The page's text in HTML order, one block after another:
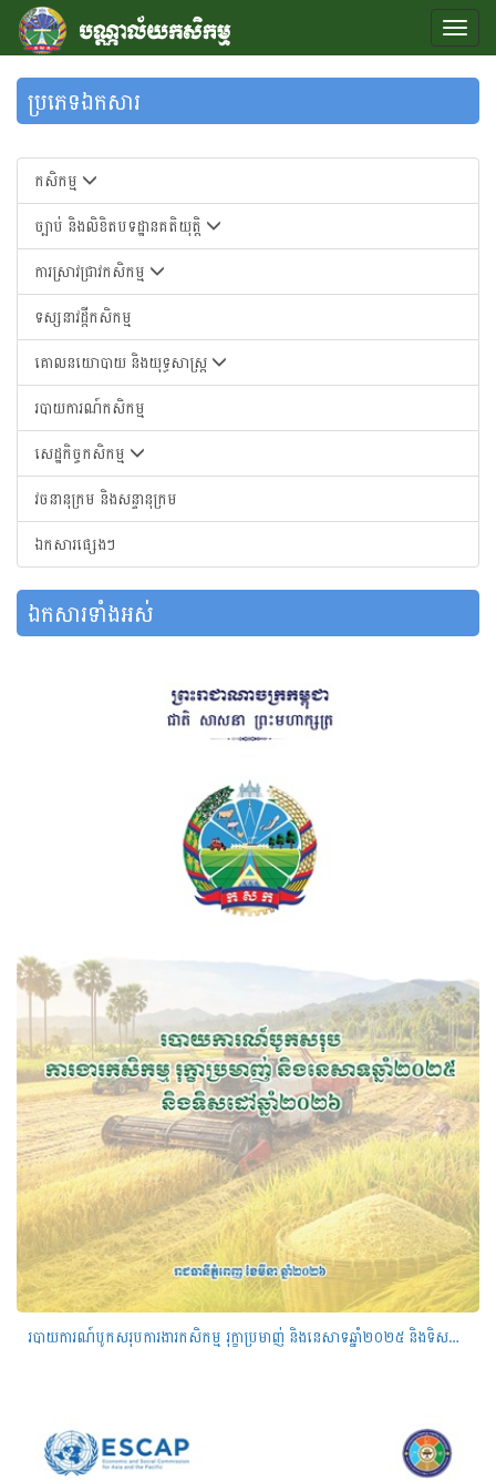
ប្រភេទឯកសារ
កសិកម្ម
ច្បាប់ និងលិខិតបទដ្ឋានគតិយុត្តិ
ការស្រាវជ្រាវកសិកម្ម
ទស្សនាវដ្តីកសិកម្ម
គោលនយោបាយ និងយុទ្ធសាស្រ្ត
របាយការណ៍កសិកម្ម
សេដ្ឋកិច្ចកសិកម្ម
វចនានុក្រម និងសន្ទានុក្រម
ឯកសារផ្សេងៗ
ឯកសារទាំងអស់
របាយការណ៍បូកសរុបការងារកសិកម្ម រុក្ខាប្រមាញ់ និងនេសាទឆ្នាំ២០២៥ និងទិសដៅឆ្នាំ២០២៦